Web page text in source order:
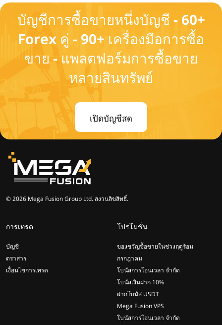
บัญชีการซื้อขายหนึ่งบัญชี - 60+
Forex คู่ - 90+ เครื่องมือการซื้อ
ขาย - แพลตฟอร์มการซื้อขาย
หลายสินทรัพย์
เปิดบัญชีสด
© 2026 Mega Fusion Group Ltd. สงวนลิขสิทธิ์.
การเทรด
บัญชี
ตราสาร
เงื่อนไขการเทรด
โปรโมชั่น
ของขวัญซื้อขายในช่วงฤดูร้อน
กรกฎาคม
โบนัสการโอนเวลา จำกัด
โบนัสเงินฝาก 10%
ฝากโบนัส USDT
Mega Fusion VPS
โบนัสการโอนเวลา จำกัด